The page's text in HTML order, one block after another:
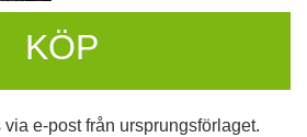
KÖP
e-post från ursprungsförlaget.